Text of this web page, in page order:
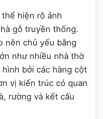
hiện rõ ảnh
gỗ truyền thống.
nên chủ yếu bằng
như nhiều nhà thờ
bởi các hàng cột
vị kiến trúc có quan
rường và kết cấu